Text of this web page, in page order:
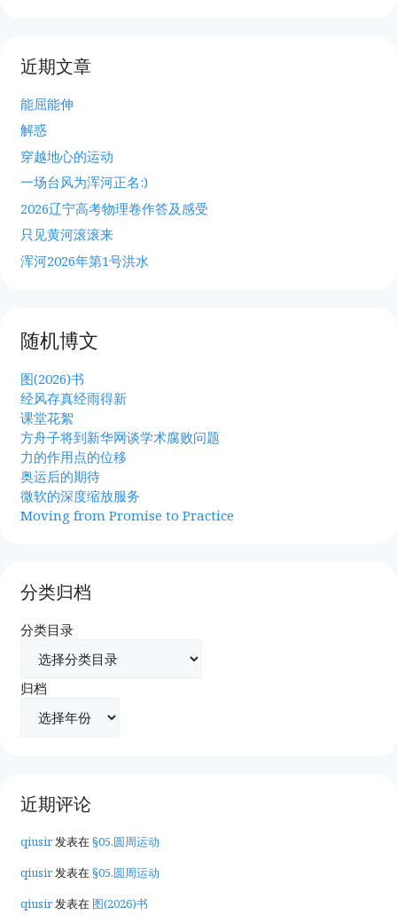
近期文章
能屈能伸
解惑
穿越地心的运动
一场台风为浑河正名:)
2026辽宁高考物理卷作答及感受
只见黄河滚滚来
浑河2026年第1号洪水
随机博文
图(2026)书
经风存真经雨得新
课堂花絮
方舟子将到新华网谈学术腐败问题
力的作用点的位移
奥运后的期待
微软的深度缩放服务
Moving from Promise to Practice
分类归档
分类目录
归档
近期评论
qiusir发表在§05.圆周运动
qiusir发表在§05.圆周运动
qiusir发表在 图(2026)书